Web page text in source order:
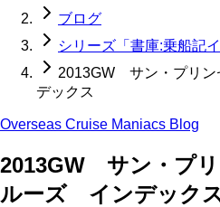
ブログ
シリーズ「書庫:乗船記
2013GW サン・プリ
デックス
Overseas Cruise Maniacs Blog
2013GW サン・プリ
ルーズ インデック